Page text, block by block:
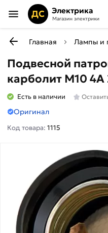
ДС Электрика
Магазин электрики
Главная Лампы и
Подвесной
карболит М10 4А
Есть в наличии
Оригинал
Код товара:1115